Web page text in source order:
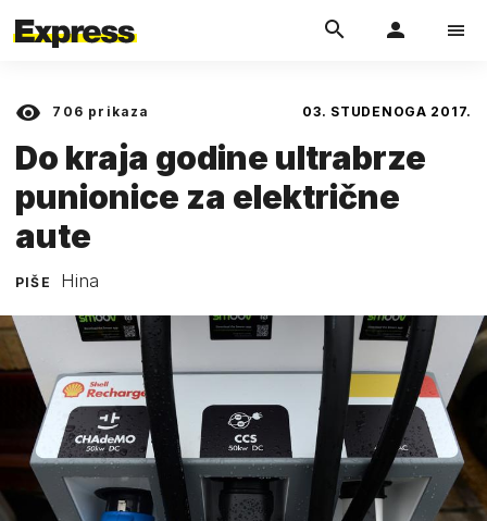
706 prikaza 03. STUDENOGA 2017.
Do kraja godine ultrabrze
punionice za električne
aute
PIŠE Hina